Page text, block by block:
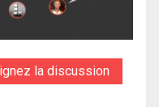
la discussion